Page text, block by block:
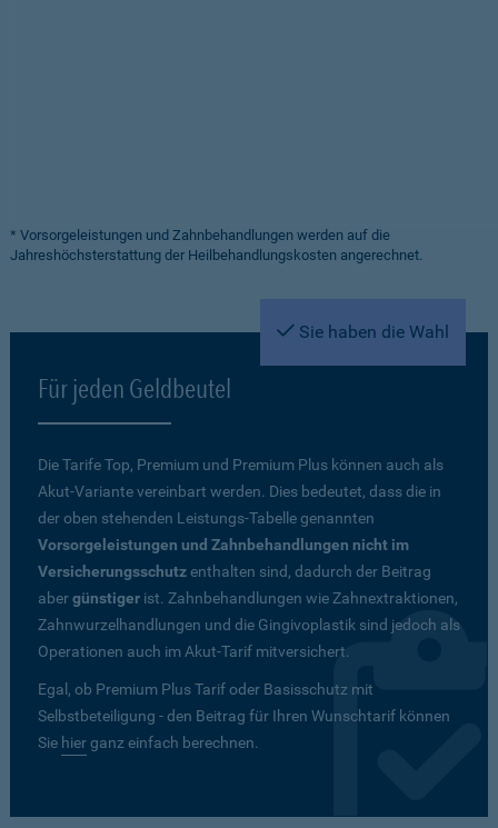
* Vorsorgeleistungen und Zahnbehandlungen werden auf die
Jahreshöchsterstattung der Heilbehandlungskosten angerechnet.
Sie haben die Wahl
Für jeden Geldbeutel
Die Tarife Top, Premium und Premium Plus können auch als
Akut-Variante vereinbart werden. Dies bedeutet, dass die in
der oben stehenden Leistungs-Tabelle genannten
Vorsorgeleistungen und Zahnbehandlungen nicht im
Versicherungsschutzenthalten sind, dadurch der Beitrag
abergünstiger ist. Zahnbehandlungen wie Zahnextraktionen,
Zahnwurzelhandlungen und die Gingivoplastik sind jedoch als
Operationen auch im Akut-Tarif mitversichert.
Egal, ob Premium Plus Tarif oder Basisschutz mit
Selbstbeteiligung - den Beitrag für Ihren Wunschtarif können
Sie hierganz einfach berechnen.